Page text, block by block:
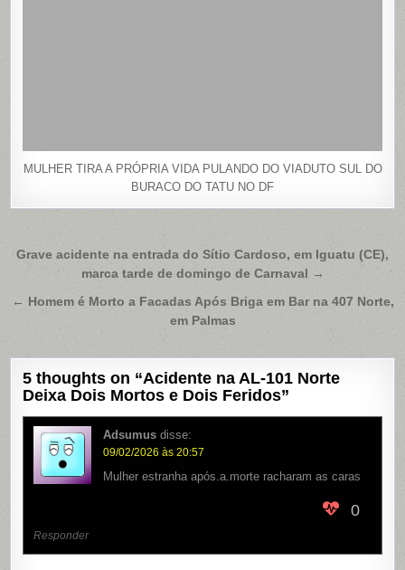
MULHER TIRA A PRÓPRIA VIDA PULANDO DO VIADUTO SUL DO
BURACO DO TATU NO DF
Navegação
Post
Grave acidente na entrada do Sítio Cardoso, em Iguatu (CE),
marca tarde de domingo de Carnaval →
← Homem é Morto a Facadas Após Briga em Bar na 407 Norte,
em Palmas
5 thoughts on “Acidente na AL-101 Norte
Deixa Dois Mortos e Dois Feridos”
Adsumus disse:
09/02/2026 às 20:57
Mulher estranha após.a.morte racharam as caras
0
Responder